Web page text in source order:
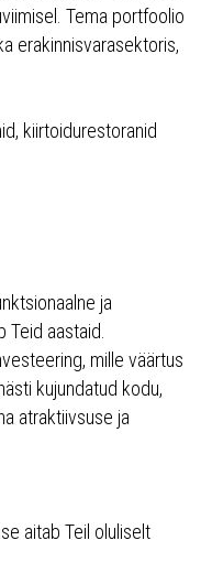
Tema portfoolio
erakinnisvarasektoris,
kiirtoidurestoranid
ja
aastaid.
mille väärtus
kujundatud kodu,
atraktiivsuse ja
aitab Teil oluliselt